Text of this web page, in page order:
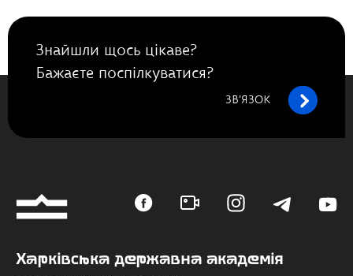
Знайшли щось цікаве?
Бажаєте поспілкуватися?
ЗВ’ЯЗОК
Харківська державна академія